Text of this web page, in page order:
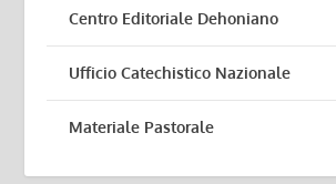
Centro Editoriale Dehoniano
Ufficio Catechistico Nazionale
Materiale Pastorale